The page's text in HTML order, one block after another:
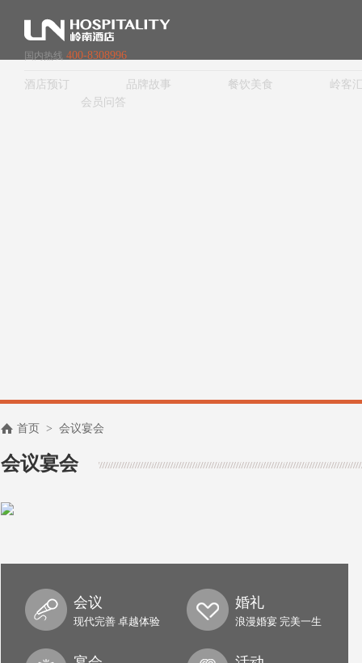
国内热线 400-8308996
酒店预订 品牌故事 餐饮美食
岭客
会员问答
首页 > 会议宴会
会议宴会
会议
现代完善 卓越体验
婚礼
浪漫婚宴 完美一生